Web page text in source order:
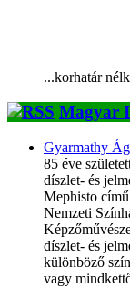
...korhatár
Magyar
Gyarmathy
85 éve
díszlet- és
Mephisto
Nemzeti
díszlet- és
különböző
vagy